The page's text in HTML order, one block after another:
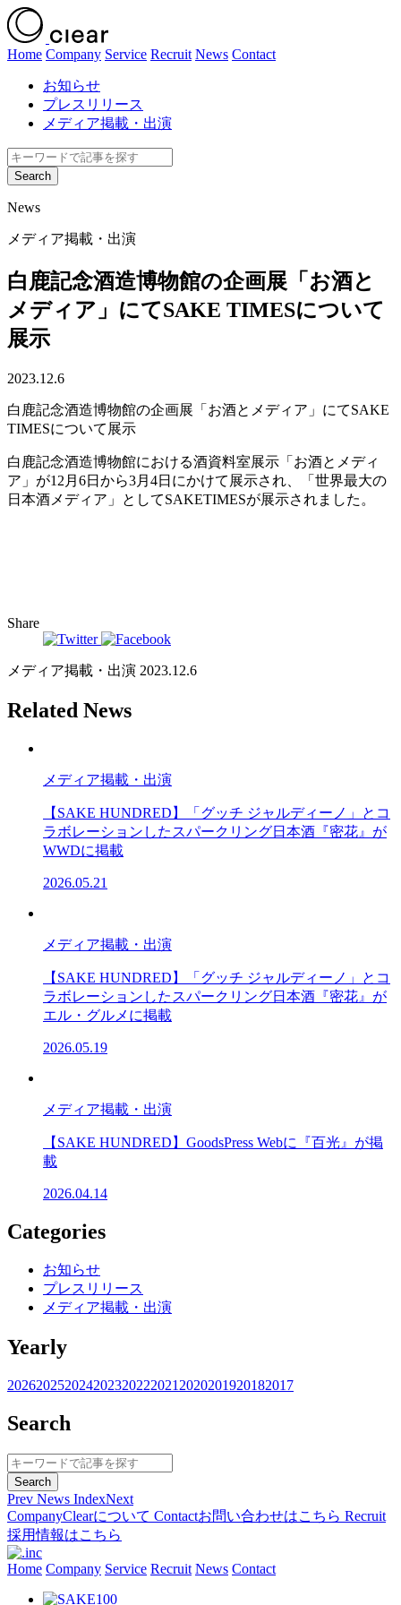
Home Company Service Recruit News Contact
お知らせ
プレスリリース
メディア掲載・出演
News
メディア掲載・出演
白鹿記念酒造博物館の企画展「お酒と
メディア」にてSAKE TIMESについて
展示
2023.12.6
白鹿記念酒造博物館の企画展「お酒とメディア」にてSAKE
TIMESについて展示
白鹿記念酒造博物館における酒資料室展示「お酒とメディ
ア」が12月6日から3月4日にかけて展示され、「世界最大の
日本酒メディア」としてSAKETIMESが展示されました。
Share
メディア掲載・出演 2023.12.6
Related News
メディア掲載・出演
【SAKE HUNDRED】「グッチ ジャルディーノ」とコ
ラボレーションしたスパークリング日本酒『密花』が
WWDに掲載
2026.05.21
メディア掲載・出演
【SAKE HUNDRED】「グッチ ジャルディーノ」とコ
ラボレーションしたスパークリング日本酒『密花』が
エル・グルメに掲載
2026.05.19
メディア掲載・出演
【SAKE HUNDRED】GoodsPress Webに『百光』が掲
載
2026.04.14
Categories
お知らせ
プレスリリース
メディア掲載・出演
Yearly
202620252024202320222021 2020201920182017
Search
Prev News IndexNext
CompanyClearについて Contactお問い合わせはこちら Recruit
採用情報はこちら
Home Company Service Recruit News Contact